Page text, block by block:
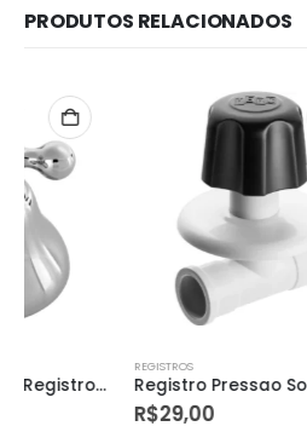
PRODUTOS RELACIONADOS
Registro Pressao Sold 25mm C/canopla Preta 1989 Herc